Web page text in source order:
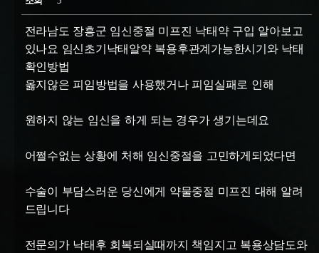
전라남도 장흥군 임신중절 미프진 낙태약 구입 알아보고
있나요 임신초기낙태알약 복용후관계가능한시기와 낙태
확인방법
옳지않은 피임방법을 사용했거나 피임실패로 인해
원하지 않는 임신을 하게 되는 경우가 생기는데요
어쩔수없는 상황에 처해 임신중절을 고민하게되었다면
수술이 부담스러운 당신에게 약물중절 미프진 대해 알려
드립니다
전문의가 낙태후 회복되실때까지 책임지고 복용상담도와